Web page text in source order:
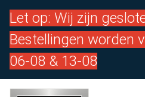
Let op: Wij zijn
Bestellingen worden
06-08 & 13-08